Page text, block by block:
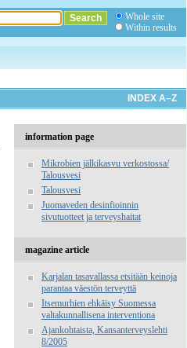
Whole site
Within results
INDEX A–Z
information page
Mikrobien jälkikasvu verkostossa/
Talousvesi
Talousvesi
Juomaveden desinfioinnin
sivutuotteet ja terveyshaitat
magazine article
Karjalan tasavallassa etsitään keinoja
parantaa väestön terveyttä
Itsemurhien ehkäisy Suomessa
valtakunnallisena interventiona
Ajankohtaista, Kansanterveyslehti
8/2005